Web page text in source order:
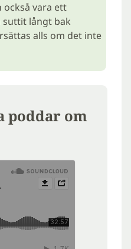
vara ett
suttit långt bak
alls om det inte
poddar om